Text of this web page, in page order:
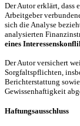
Der Autor erklärt, dass
Arbeitgeber
sich die Analyse
analysierten
eines
Der Autor versichert
Sorgfaltspflichten,
Berichterstattung
Gewissenhaftigkeit
Haftungsausschluss